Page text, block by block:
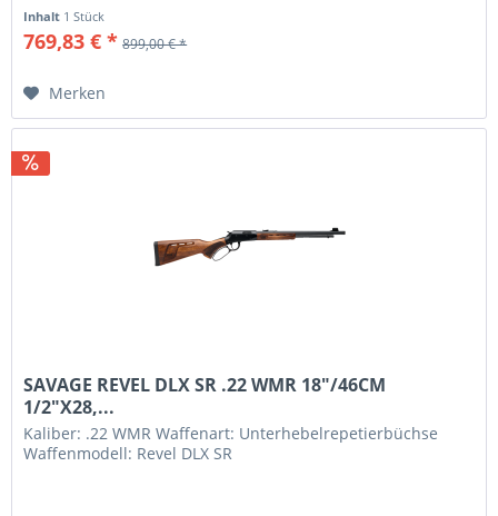
Inhalt 1 Stück
769,83 € * 899,00 € *
Merken
SAVAGE REVEL DLX SR .22 WMR 18"/46CM
1/2"X28,...
Kaliber: .22 WMR Waffenart: Unterhebelrepetierbüchse
Waffenmodell: Revel DLX SR